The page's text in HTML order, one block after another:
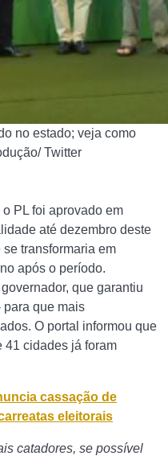
no estado; veja como
Twitter
PL foi aprovado em
até dezembro deste
transformaria em
após o período.
que garantiu
que mais
O portal informou que
41 cidades já foram
cassação de
eleitorais
catadores, se possível